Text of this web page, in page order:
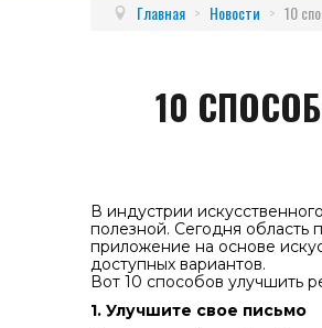
Главная > Новости > 10
10
В индустрии
полезной. Сегодня область
приложение на основе
доступных вариантов.
Вот 10 способов улучшить
1. Улучшите свое письмо